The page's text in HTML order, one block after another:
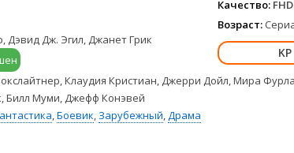
Дэвид Дж. Эгил, Джанет Грик
Качество:
Возраст:
Клаудия Кристиан, Джерри Дойл, Мира
Билл Муми, Джефф Конэвей
,Боевик, Зарубежный,Драма